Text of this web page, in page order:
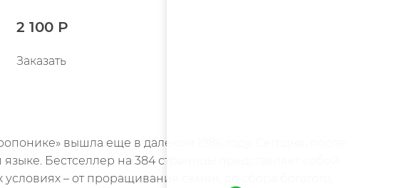
2 100 Р
Заказать
вышла еще в далеком 1986 году. Сегодня, после
Бестселлер на 384 страницы представляет собой
– от проращивания семян, до сбора богатого,